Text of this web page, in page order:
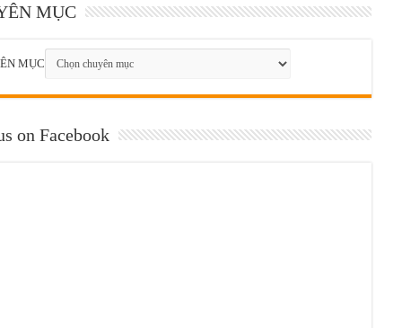
MỤC
MỤC
on Facebook